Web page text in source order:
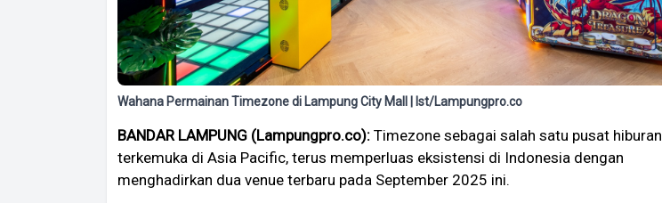
Wahana Permainan Timezone di Lampung City Mall | Ist/Lampungpro.co
BANDAR LAMPUNG (Lampungpro.co): Timezone sebagai salah satu pusat hiburan
terkemuka di Asia Pacific, terus memperluas eksistensi di Indonesia dengan
menghadirkan dua venue terbaru pada September 2025 ini.